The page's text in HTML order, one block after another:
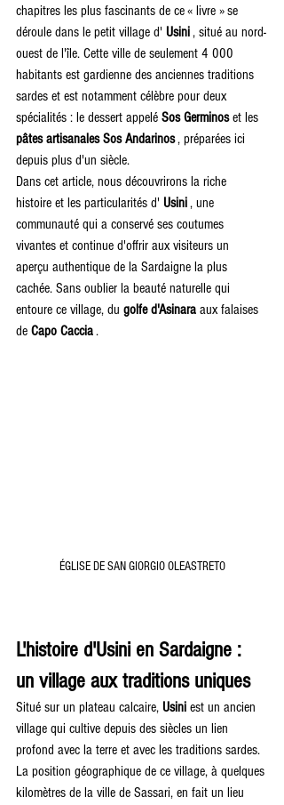
chapitres les plus fascinants de ce « livre » se
déroule dans le petit village d' Usini , situé au nord-
ouest de l'île. Cette ville de seulement 4 000
habitants est gardienne des anciennes traditions
sardes et est notamment célèbre pour deux
spécialités : le dessert appelé Sos Germinos et les
pâtes artisanales Sos Andarinos , préparées ici
depuis plus d'un siècle.
Dans cet article, nous découvrirons la riche
histoire et les particularités d' Usini , une
communauté qui a conservé ses coutumes
vivantes et continue d'offrir aux visiteurs un
aperçu authentique de la Sardaigne la plus
cachée. Sans oublier la beauté naturelle qui
entoure ce village, du golfe d'Asinara aux falaises
de Capo Caccia .
ÉGLISE DE SAN GIORGIO OLEASTRETO
L'histoire d'Usini en Sardaigne :
un village aux traditions uniques
Situé sur un plateau calcaire, Usini est un ancien
village qui cultive depuis des siècles un lien
profond avec la terre et avec les traditions sardes.
La position géographique de ce village, à quelques
kilomètres de la ville de Sassari, en fait un lieu